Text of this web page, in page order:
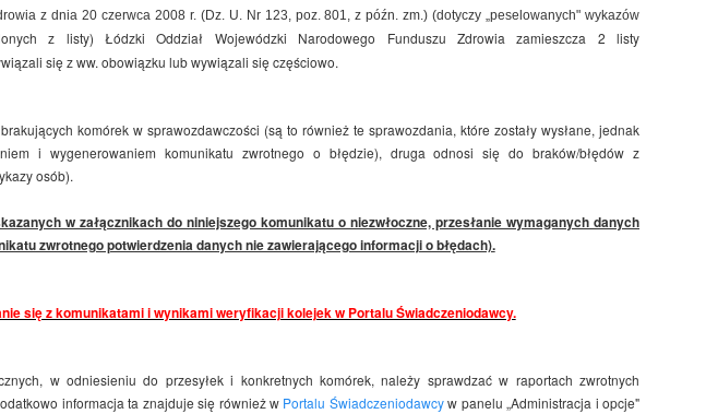
z dnia 20 czerwca 2008 r. (Dz. U. Nr 123, poz. 801, z późn. zm.) (dotyczy „peselowanych" wykazów
z listy) Łódzki Oddział Wojewódzki Narodowego Funduszu Zdrowia zamieszcza 2 listy
się z ww. obowiązku lub wywiązali się częściowo.
komórek w sprawozdawczości (są to również te sprawozdania, które zostały wysłane, jednak
i wygenerowaniem komunikatu zwrotnego o błędzie), druga odnosi się do braków/błędów z
osób).
w załącznikach do niniejszego komunikatu o niezwłoczne, przesłanie wymaganych danych
zwrotnego potwierdzenia danych nie zawierającego informacji o błędach).
się z komunikatami i wynikami weryfikacji kolejek w Portalu Świadczeniodawcy.
w odniesieniu do przesyłek i konkretnych komórek, należy sprawdzać w raportach zwrotnych
informacja ta znajduje się również w Portalu Świadczeniodawcyw panelu „Administracja i opcje"